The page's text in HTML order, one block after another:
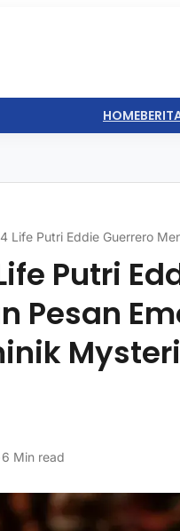
HOME
Life Putri Eddie Guerrero
Putri
Pesan
6 Min read